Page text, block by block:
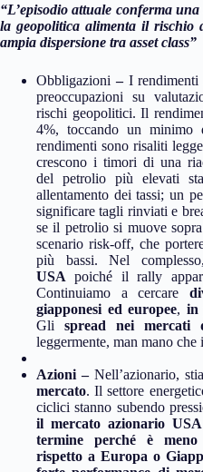
“L’episodio attuale conferma
la geopolitica alimenta il rischio
ampia dispersione tra asset class”
Obbligazioni – I
preoccupazioni su
rischi geopolitici. Il
4%, toccando un minimo
rendimenti sono risaliti
crescono i timori di una
del petrolio più elevati
allentamento dei tassi; un
significare tagli rinviati e
se il petrolio si muove
scenario risk-off, che
più bassi. Nel
USA poiché il rally
Continuiamo a cercare
giapponesi ed europee, in
Gli spread nei mercati
leggermente, man mano
Azioni – Nell’azionario,
mercato. Il settore
ciclici stanno subendo
il mercato azionario
termine perché è meno
rispetto a Europa o